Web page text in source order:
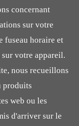
concernant
sur votre
fuseau horaire et
votre appareil.
nous recueillons
produits
web ou les
d'arriver sur le